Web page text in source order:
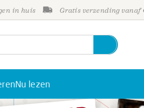
in huis Gratis verzending vanaf
Nu lezen